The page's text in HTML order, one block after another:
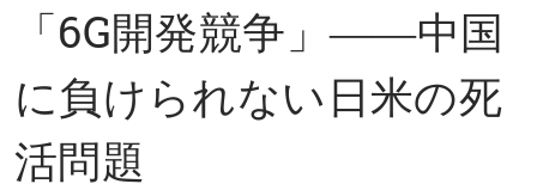
「6G開発競争」――中国
に負けられない日米の死
活問題